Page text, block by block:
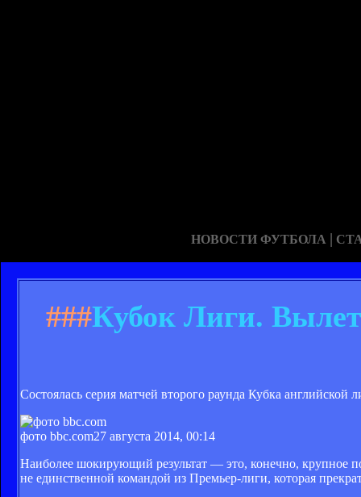
НОВОСТИ ФУТБОЛА |
###Кубок Лиги.
Состоялась серия матчей второго раунда Кубка английской
фото bbc.com27 августа 2014, 00:14
Наиболее шокирующий результат — это, конечно, крупное
не единственной командой из Премьер-лиги, которая